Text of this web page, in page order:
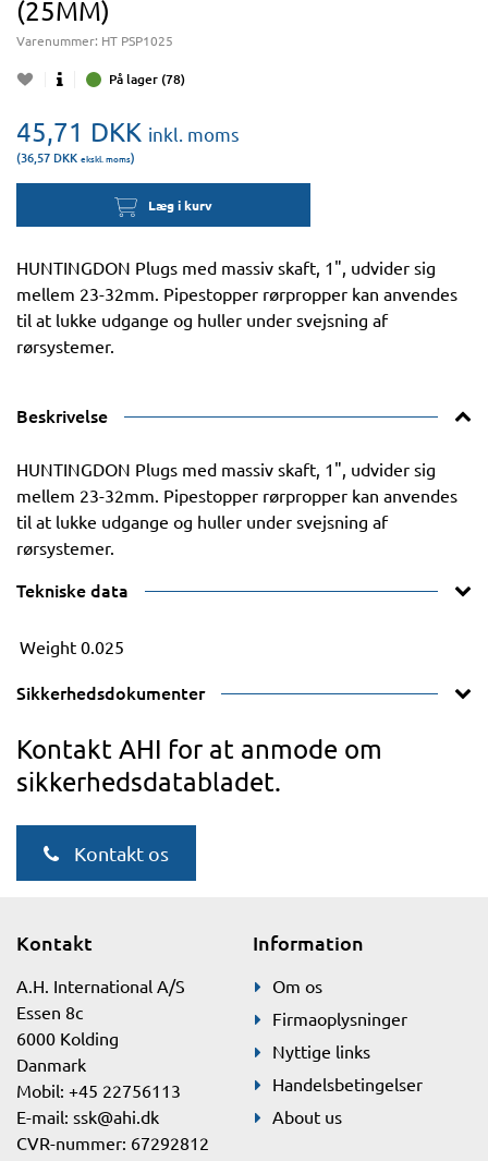
(25MM)
Varenummer: HT PSP1025
På lager (78)
45,71 DKK inkl. moms
(36,57 DKK ekskl. moms)
Læg i kurv
HUNTINGDON Plugs med massiv skaft, 1", udvider sig
mellem 23-32mm. Pipestopper rørpropper kan anvendes
til at lukke udgange og huller under svejsning af
rørsystemer.
Beskrivelse
HUNTINGDON Plugs med massiv skaft, 1", udvider sig
mellem 23-32mm. Pipestopper rørpropper kan anvendes
til at lukke udgange og huller under svejsning af
rørsystemer.
Tekniske data
Weight 0.025
Sikkerhedsdokumenter
Kontakt AHI for at anmode om
sikkerhedsdatabladet.
Kontakt os
Kontakt
A.H. International A/S
Essen 8c
6000 Kolding
Danmark
Mobil: +45 22756113
E-mail: ssk@ahi.dk
CVR-nummer: 67292812
Information
Om os
Firmaoplysninger
Nyttige links
Handelsbetingelser
About us